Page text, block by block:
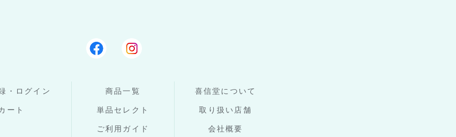
・ログイン
ート
商品一覧
単品セレクト
ご利用ガイド
喜信堂について
取り扱い店舗
会社概要